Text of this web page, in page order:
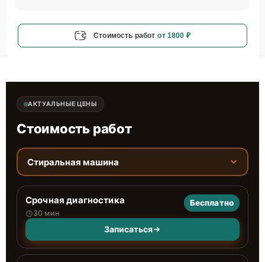
Стоимость работ от 1800 ₽
АКТУАЛЬНЫЕ ЦЕНЫ
Стоимость работ
Стиральная машина
Срочная диагностика
30 мин
Бесплатно
Записаться